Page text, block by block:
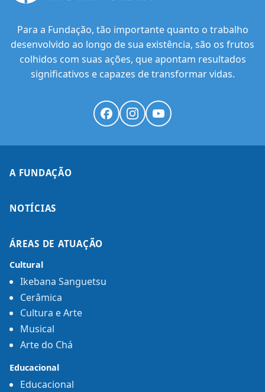
Para a Fundação, tão importante quanto o trabalho
desenvolvido ao longo de sua existência, são os frutos
colhidos com suas ações, que apontam resultados
significativos e capazes de transformar vidas.
A FUNDAÇÃO
NOTÍCIAS
ÁREAS DE ATUAÇÃO
Cultural
Ikebana Sanguetsu
Cerâmica
Cultura e Arte
Musical
Arte do Chá
Educacional
Educacional